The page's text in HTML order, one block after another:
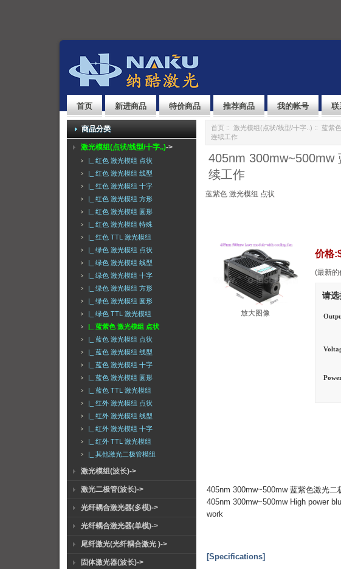
首页 新进商品 特价商品 推荐商品 我的帐号 联
商品分类
激光模组(点状/线型/十字..)->
|_ 红色 激光模组 点状
|_ 红色 激光模组 线型
|_ 红色 激光模组 十字
|_ 红色 激光模组 方形
|_ 红色 激光模组 圆形
|_ 红色 激光模组 特殊
|_ 红色 TTL 激光模组
|_ 绿色 激光模组 点状
|_ 绿色 激光模组 线型
|_ 绿色 激光模组 十字
|_ 绿色 激光模组 方形
|_ 绿色 激光模组 圆形
|_ 绿色 TTL 激光模组
|_ 蓝紫色 激光模组 点状
|_ 蓝色 激光模组 点状
|_ 蓝色 激光模组 线型
|_ 蓝色 激光模组 十字
|_ 蓝色 激光模组 圆形
|_ 蓝色 TTL 激光模组
|_ 红外 激光模组 点状
|_ 红外 激光模组 线型
|_ 红外 激光模组 十字
|_ 红外 TTL 激光模组
|_ 其他激光二极管模组
激光模组(波长)->
激光二极管(波长)->
光纤耦合激光器(多模)->
光纤耦合激光器(单模)->
尾纤激光(光纤耦合激光 )->
固体激光器(波长)->
首页 :: 激光模组(点状/线型/十字..) :: 蓝紫
连续工作
405nm 300mw~500mw
续工作
蓝紫色 激光模组 点状
放大图像
价格:
(最新的
请选
405nm 300mw~500mw 蓝紫色激光
405nm 300mw~500mw High power
work
[Specifications]